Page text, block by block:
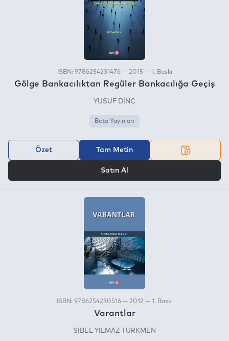
ISBN: 9786254231476 — 2015 — 1. Baskı
Gölge Bankacılıktan Regüler Bankacılığa Geçiş
YUSUF DİNÇ
Beta Yayınları
Özet Tam Metin
Satın Al
ISBN: 9786254230516 — 2012 — 1. Baskı
Varantlar
SİBEL YILMAZ TÜRKMEN